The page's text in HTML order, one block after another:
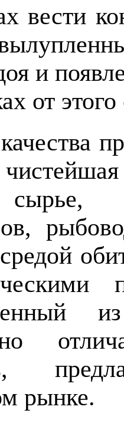
вести
и
от этого
рынке.